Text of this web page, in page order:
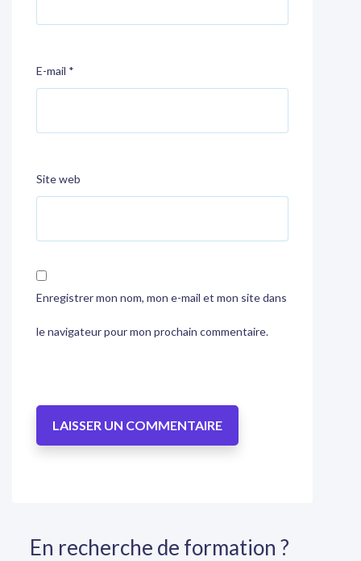
E-mail *
Site web
Enregistrer mon nom, mon e-mail et mon site dans
le navigateur pour mon prochain commentaire.
En recherche de formation ?